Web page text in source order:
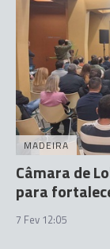
MADEIRA
Câmara de
para
7 Fev 12:05